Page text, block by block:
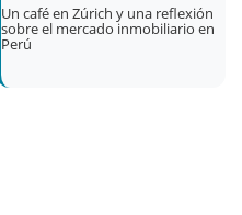
Un café en Zúrich y una reflexión
sobre el mercado inmobiliario en
Perú